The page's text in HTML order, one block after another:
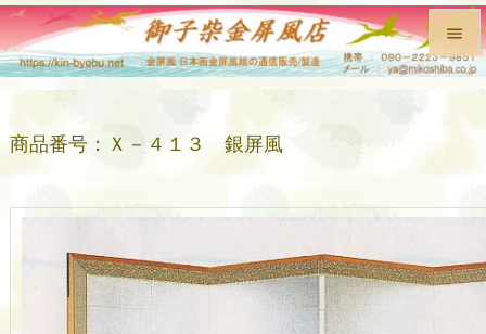


次へ
商品番号：Ｘ－４１３ 銀屏風